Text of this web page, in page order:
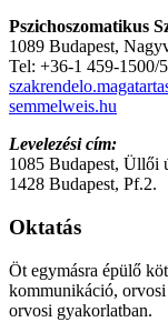
Pszichoszomatikus
1089 Budapest,
Tel: +36-1 459-1500/
semmelweis.hu
Levelezési cím:
1085 Budapest, Üllői
1428 Budapest, Pf.2.
Oktatás
Öt egymásra épülő
kommunikáció, orvosi
orvosi gyakorlatban.